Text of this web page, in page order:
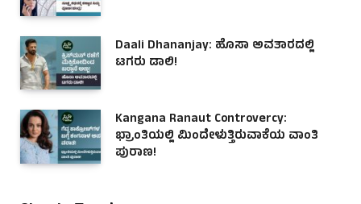
Daali Dhananjay: ಹೊಸಾ ಅವತಾರದಲ್ಲಿ
ಟಗರು ಡಾಲಿ!
Kangana Ranaut Controvercy:
ಭ್ರಾಂತಿಯಲ್ಲಿ ಮಿಂದೇಳುತ್ತಿರುವಾಕೆಯ ವಾಂತಿ
ಪುರಾಣ!